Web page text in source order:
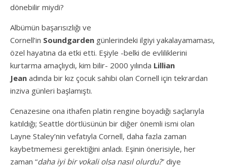
dönebilir miydi?
Albümün başarısızlığı ve
Cornell’in Soundgarden günlerindeki ilgiyi yakalayamaması,
özel hayatına da etki etti. Eşiyle -belki de evliliklerini
kurtarma amaçlıydı, kim bilir- 2000 yılında Lillian
Jean adında bir kız çocuk sahibi olan Cornell için tekrardan
inziva günleri başlamıştı.
Cenazesine ona ithafen platin rengine boyadığı saçlarıyla
katıldığı; Seattle dörtlüsünün bir diğer önemli ismi olan
Layne Staley’nin vefatıyla Cornell, daha fazla zaman
kaybetmemesi gerektiğini anladı. Eşinin önerisiyle, her
zaman “daha iyi bir vokali olsa nasıl olurdu?” diye